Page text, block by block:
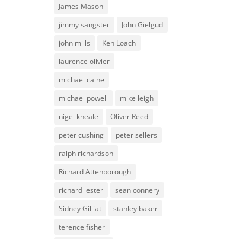
James Mason
jimmy sangster
John Gielgud
john mills
Ken Loach
laurence olivier
michael caine
michael powell
mike leigh
nigel kneale
Oliver Reed
peter cushing
peter sellers
ralph richardson
Richard Attenborough
richard lester
sean connery
Sidney Gilliat
stanley baker
terence fisher